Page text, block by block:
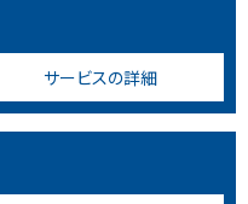
サービスの詳細